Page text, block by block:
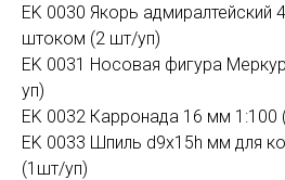
EK 0030 Якорь
штоком (2 шт/уп)
EK 0031 Носовая фигура
уп)
EK 0032 Карронада 16 мм 1:100
EK 0033 Шпиль d9х15h мм для
(1шт/уп)